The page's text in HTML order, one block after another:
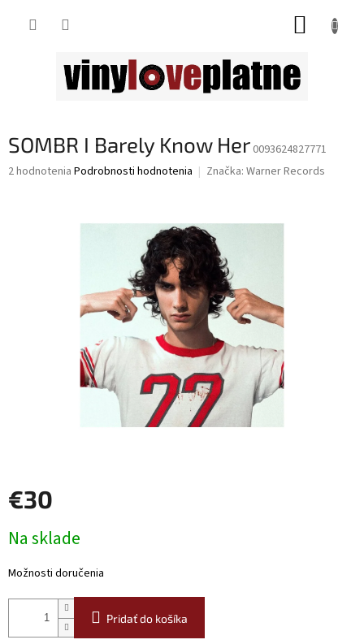
SOMBR I Barely Know Her 0093624827771
Priemerné
2 hodnotenia Podrobnosti hodnotenia Značka: Warner Records
€30
cena:
Na sklade
Možnosti doručenia
Pridať do košíka